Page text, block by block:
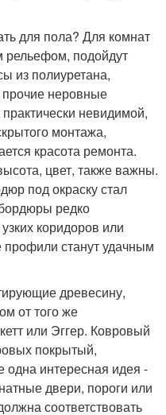
для пола? Для комнат
подойдут
из полиуретана,
прочие неровные
невидимой,
монтажа,
красота ремонта.
цвет, также важны.
под окраску стал
редко
коридоров или
станут удачным
древесину,
от того же
или Эггер. Ковровый
покрытый,
интересная идея -
двери, пороги или
соответствовать